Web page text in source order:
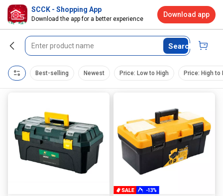
Search
Best-selling Newest Price: Low to High Price: High to
-13%
SCCK - Shopping App
Download the app for a better experience
Download app